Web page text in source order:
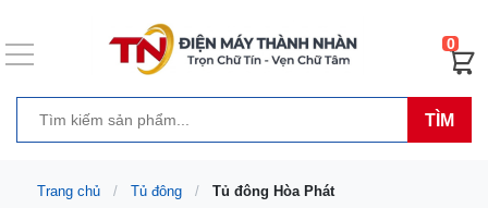
TÌM
0
Trang chủ Tủ đông Tủ đông Hòa Phát